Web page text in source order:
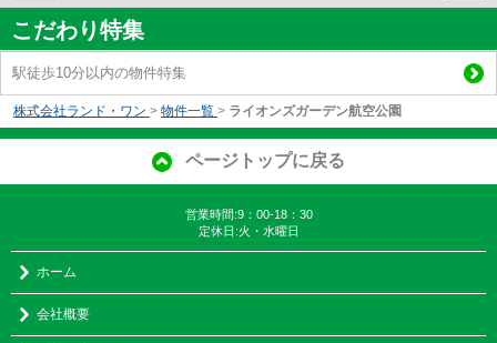
こだわり特集
駅徒歩10分以内の物件特集
株式会社ランド・ワン > 物件一覧 > ライオンズガーデン航空公園
ページトップに戻る
営業時間:9：00-18：30
定休日:火・水曜日
ホーム
会社概要